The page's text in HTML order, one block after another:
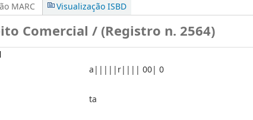
MARC Visualização ISBD
Comercial / (Registro n. 2564)
a|||||r|||| 00| 0
ta